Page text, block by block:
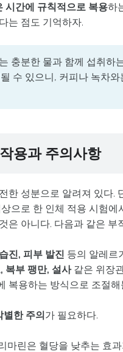
시간에 규칙적으로 복용하
는 점도 기억하자.
충분한 물과 함께 섭취하
수 있으니, 커피나 녹차
용과 주의사항
한 성분으로 알려져 있다.
으로 한 인체 적용 시험
은 아니다. 다음과 같은
진, 피부 발진 등의 알레르
복부 팽만, 설사같은 위장
복용하는 방식으로 조절해
한 주의가 필요하다.
마린은 혈당을 낮추는 효